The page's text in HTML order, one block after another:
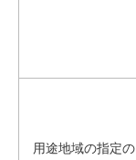
用途地域の指定の